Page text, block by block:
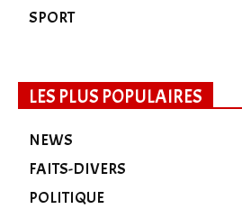
SPORT
LES PLUS POPULAIRES
NEWS
FAITS-DIVERS
POLITIQUE